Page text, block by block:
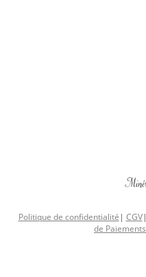
Politique de confidentialité | CGV|
de Paiements